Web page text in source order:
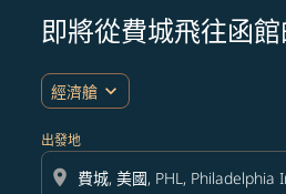
即將從費城飛往函
經濟艙 expand_more
出發地
location_on
無符合您設定條件的票價，請